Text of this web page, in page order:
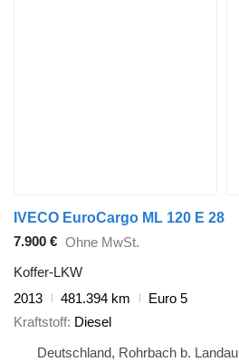
IVECO EuroCargo ML 120 E 28
7.900 € Ohne MwSt.
Koffer-LKW
2013
481.394 km
Euro 5
Kraftstoff Diesel
Deutschland, Rohrbach b. Landau